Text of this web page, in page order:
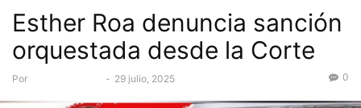
Esther Roa denuncia sanción
orquestada desde la Corte
Por - 29 julio, 2025 0